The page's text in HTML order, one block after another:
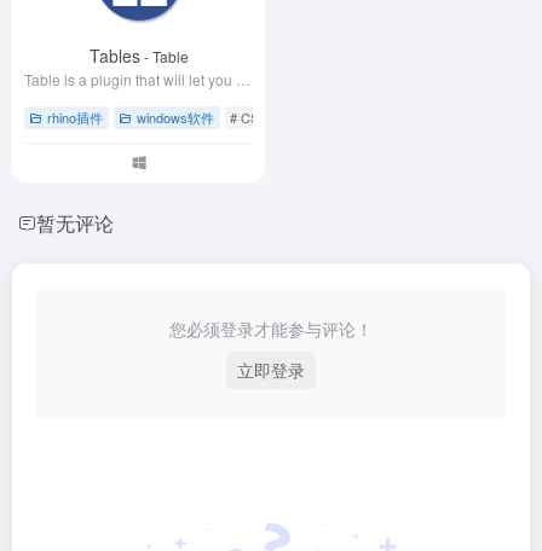
Tables- Table
rhino插件 windows软件 # CSV文件导入
暂无评论
您必须登录才能参与评论！
立即登录